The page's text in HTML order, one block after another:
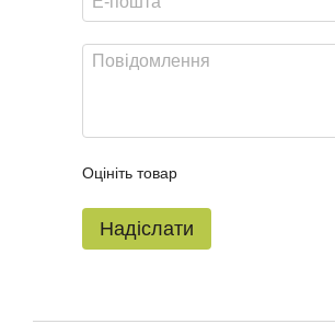
Оцініть товар
Надіслати